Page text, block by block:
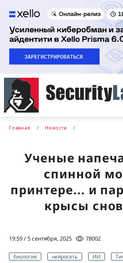
Главная Новости
Ученые
спинной
принтере... и
крысы
19:59 / 5 сентября, 2025 78002
биология нейросеть ИИ